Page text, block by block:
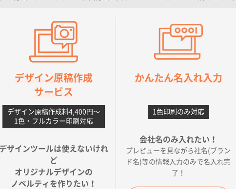
ファイル 1000枚 2026年06月11日 14:46
1000枚 2026年06月08日 17:38
A4縦サイズ）1000枚 2026年05月25日 15:10
2026年05月23日 16:24
ったため
デザイン原稿作成
サービス
デザイン原稿作成料4,400円〜
1色・フルカラー印刷対応
デザインツールは使えないけれ
ど
オリジナルデザインの
ノベルティを作りたい！
かんたん名入れ入力
1色印刷のみ対応
会社名のみ入れたい！
プレビューを見ながら社名(ブラン
ド名)等の情報入力のみで名入れ完
了！